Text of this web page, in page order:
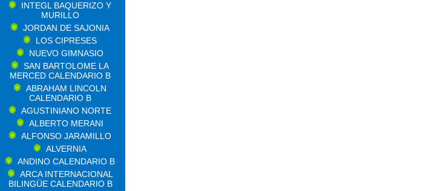
INTEGL BAQUERIZO Y
MURILLO
JORDAN DE SAJONIA
LOS CIPRESES
NUEVO GIMNASIO
SAN BARTOLOME LA
MERCED CALENDARIO B
ABRAHAM LINCOLN
CALENDARIO B
AGUSTINIANO NORTE
ALBERTO MERANI
ALFONSO JARAMILLO
ALVERNIA
ANDINO CALENDARIO B
ARCA INTERNACIONAL
BILINGÜE CALENDARIO B